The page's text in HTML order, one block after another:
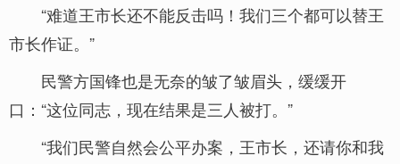
“难道王市长还不能反击吗！我们三个都可以替王
市长作证。”
民警方国锋也是无奈的皱了皱眉头，缓缓开
口：“这位同志，现在结果是三人被打。”
“我们民警自然会公平办案，王市长，还请你和我